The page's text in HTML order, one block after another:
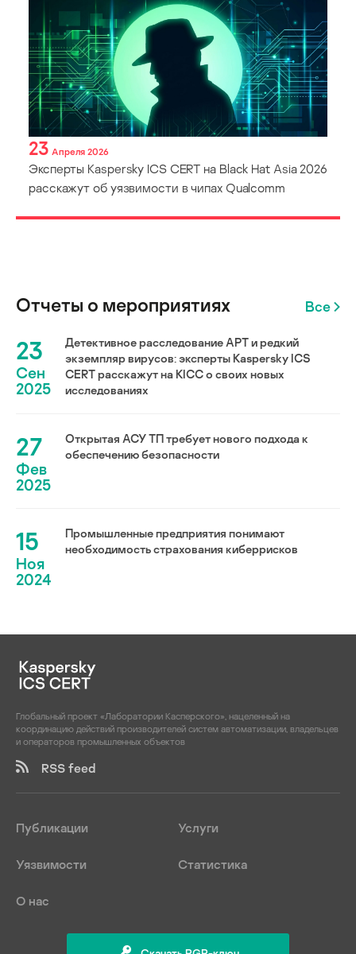
23 Апреля 2026
Эксперты Kaspersky ICS CERT на Black Hat Asia 2026
расскажут об уязвимости в чипах Qualcomm
Отчеты о мероприятиях Все
23
Сен
2025
Детективное расследование АРТ и редкий
экземпляр вирусов: эксперты Kaspersky ICS
CERT расскажут на KICC о своих новых
исследованиях
27
Фев
2025
Открытая АСУ ТП требует нового подхода к
обеспечению безопасности
15
Ноя
2024
Промышленные предприятия понимают
необходимость страхования киберрисков
Глобальный проект «Лаборатории Касперского», нацеленный на
координацию действий производителей систем автоматизации, владельцев
и операторов промышленных объектов
RSS feed
Публикации Услуги
Уязвимости Статистика
О нас